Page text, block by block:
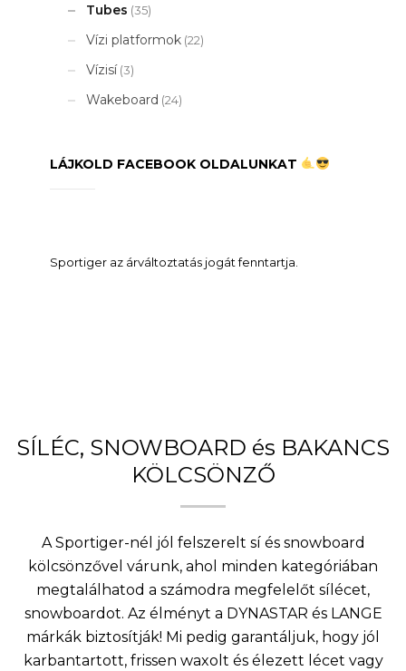
Tubes (35)
Vízi platformok (22)
Vízisí (3)
Wakeboard (24)
LÁJKOLD FACEBOOK OLDALUNKAT
Sportiger az árváltoztatás jogát fenntartja.
SÍLÉC, SNOWBOARD és BAKANCS
KÖLCSÖNZŐ
A Sportiger-nél jól felszerelt sí és snowboard
kölcsönzővel várunk, ahol minden kategóriában
megtalálhatod a számodra megfelelőt sílécet,
snowboardot. Az élményt a DYNASTAR és LANGE
márkák biztosítják! Mi pedig garantáljuk, hogy jól
karbantartott, frissen waxolt és élezett lécet vagy